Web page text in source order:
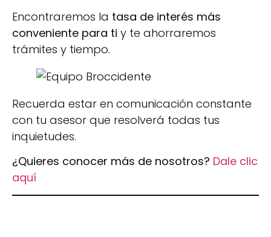
Encontraremos la tasa de interés más
conveniente para ti y te ahorraremos
trámites y tiempo.
Recuerda estar en comunicación constante
con tu asesor que resolverá todas tus
inquietudes.
¿Quieres conocer más de nosotros? Dale clic
aquí